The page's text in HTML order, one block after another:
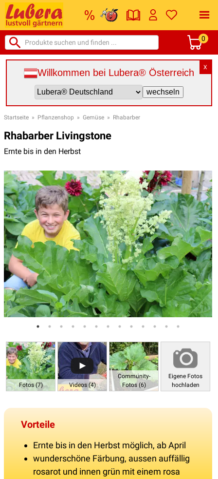
0
X
Willkommen bei Lubera® Österreich
Startseite » Pflanzenshop » Gemüse » Rhabarber
Rhabarber Livingstone
Ernte bis in den Herbst
Fotos (7) Videos (4)
Community-
Fotos (6)
Eigene Fotos
hochladen
Vorteile
Ernte bis in den Herbst möglich, ab April
wunderschöne Färbung, aussen auffällig
rosarot und innen grün mit einem rosa